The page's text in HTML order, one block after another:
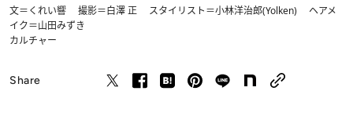
文＝くれい響 撮影＝白澤 正 スタイリスト＝小林洋治郎(Yolken) ヘアメ
イク＝山田みずき
カルチャー
Share